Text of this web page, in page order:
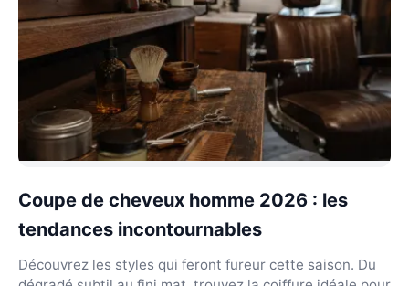
Coupe de cheveux homme 2026 : les
tendances incontournables
Découvrez les styles qui feront fureur cette saison. Du